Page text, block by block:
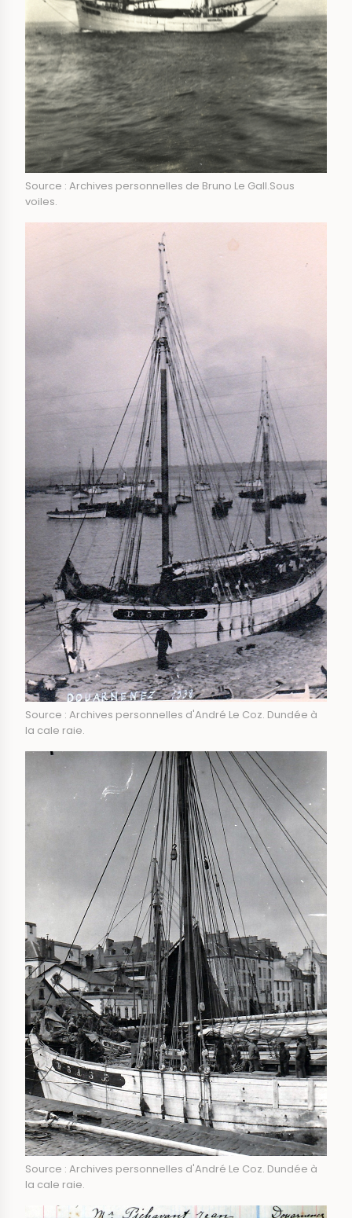
Source : Archives personnelles de Bruno Le Gall.Sous
voiles.
Source : Archives personnelles d'André Le Coz. Dundée à
la cale raie.
Source : Archives personnelles d'André Le Coz. Dundée à
la cale raie.